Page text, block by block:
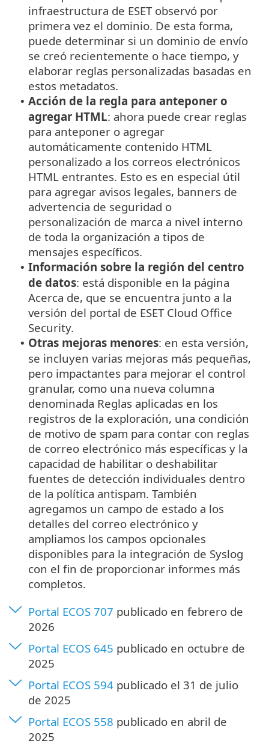
infraestructura de ESET observó por
primera vez el dominio. De esta forma,
puede determinar si un dominio de envío
se creó recientemente o hace tiempo, y
elaborar reglas personalizadas basadas en
estos metadatos.
• Acción de la regla para anteponer o
agregar HTML: ahora puede crear reglas
para anteponer o agregar
automáticamente contenido HTML
personalizado a los correos electrónicos
HTML entrantes. Esto es en especial útil
para agregar avisos legales, banners de
advertencia de seguridad o
personalización de marca a nivel interno
de toda la organización a tipos de
mensajes específicos.
• Información sobre la región del centro
de datos: está disponible en la página
Acerca de, que se encuentra junto a la
versión del portal de ESET Cloud Office
Security.
• Otras mejoras menores: en esta versión,
se incluyen varias mejoras más pequeñas,
pero impactantes para mejorar el control
granular, como una nueva columna
denominada Reglas aplicadas en los
registros de la exploración, una condición
de motivo de spam para contar con reglas
de correo electrónico más específicas y la
capacidad de habilitar o deshabilitar
fuentes de detección individuales dentro
de la política antispam. También
agregamos un campo de estado a los
detalles del correo electrónico y
ampliamos los campos opcionales
disponibles para la integración de Syslog
con el fin de proporcionar informes más
completos.
Portal ECOS 707 publicado en febrero de
2026
Portal ECOS 645 publicado en octubre de
2025
Portal ECOS 594 publicado el 31 de julio
de 2025
Portal ECOS 558 publicado en abril de
2025